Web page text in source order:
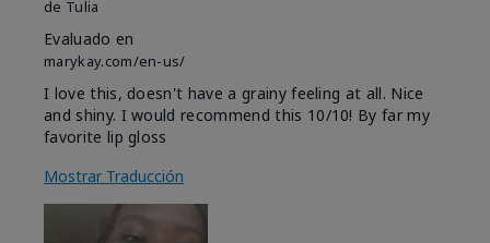
de Tulia
Evaluado en
marykay.com/en-us/
I love this, doesn't have a grainy feeling at all. Nice
and shiny. I would recommend this 10/10! By far my
favorite lip gloss
Mostrar Traducción